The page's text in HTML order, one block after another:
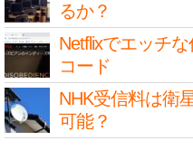
るか？
Netflixでエッチ
コード
NHK受信料は衛
可能？